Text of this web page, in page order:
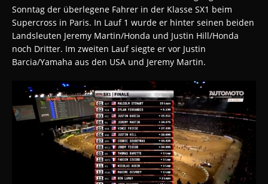
Sonntag der überlegene Fahrer in der Klasse SX1 beim
Supercross in Paris. In Lauf 1 wurde er hinter seinen beiden
Landsleuten Jeremy Martin/Honda und Justin Hill/Honda
noch Dritter. Im zweiten Lauf siegte er vor Justin
Barcia/Yamaha aus den USA und Jeremy Martin.